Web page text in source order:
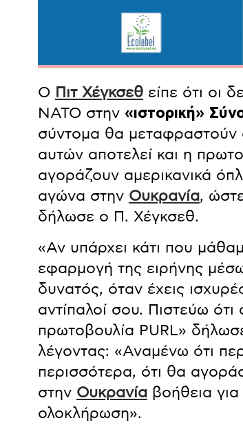
Ο Πιτ Χέγκσεθ είπε ότι οι
ΝΑΤΟ στην «ιστορική»
σύντομα θα μεταφραστούν
αυτών αποτελεί και η
αγοράζουν αμερικανικά
αγώνα στην Ουκρανία,
δήλωσε ο Π. Χέγκσεθ.
«Αν υπάρχει κάτι που
εφαρμογή της ειρήνης
δυνατός, όταν έχεις
αντίπαλοί σου. Πιστεύω
πρωτοβουλία PURL»
λέγοντας: «Αναμένω ότι
περισσότερα, ότι θα
στην Ουκρανία βοήθεια
ολοκλήρωση».